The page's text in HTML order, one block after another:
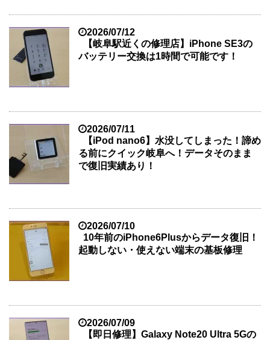
2026/07/12
【岐阜駅近くの修理店】iPhone SE3の
バッテリー交換は1時間で可能です！
2026/07/11
【iPod nano6】水没してしまった！諦め
る前にクイック岐阜へ！データそのまま
で復旧実績あり！
2026/07/10
10年前のiPhone6Plusからデータ復旧！
起動しない・使えない端末の基板修理
2026/07/09
【即日修理】Galaxy Note20 Ultra 5Gの